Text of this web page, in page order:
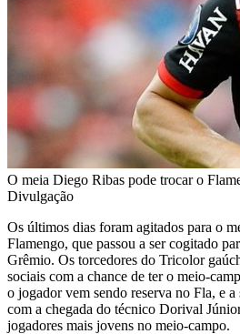
O meia Diego Ribas pode trocar o
Divulgação
Os últimos dias foram agitados para o
Flamengo, que passou a ser cogitado
Grêmio. Os torcedores do Tricolor
sociais com a chance de ter o meio-
o jogador vem sendo reserva no Fla, e
com a chegada do técnico Dorival
jogadores mais jovens no meio-campo.